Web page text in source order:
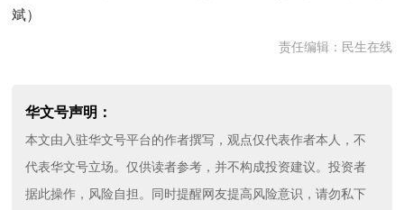
斌）
责任编辑：民生在线
华文号声明：
本文由入驻华文号平台的作者撰写，观点仅代表作者本人，不
代表华文号立场。仅供读者参考，并不构成投资建议。投资者
据此操作，风险自担。同时提醒网友提高风险意识，请勿私下